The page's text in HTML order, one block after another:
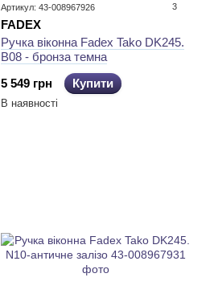
Артикул: 43-008967926 3
FADEX
Ручка віконна Fadex Tako DK245.
B08 - бронза темна
5 549 грн
Купити
В наявності